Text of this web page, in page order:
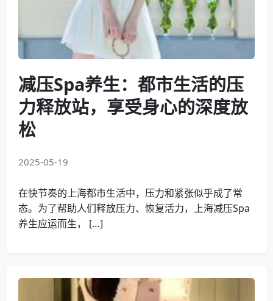
减压Spa养生：都市生活的压
力释放站，享受身心的深度放
松
2025-05-19
在快节奏的上海都市生活中，压力和紧张似乎成了常
态。为了帮助人们释放压力、恢复活力，上海减压Spa
养生应运而生， […]